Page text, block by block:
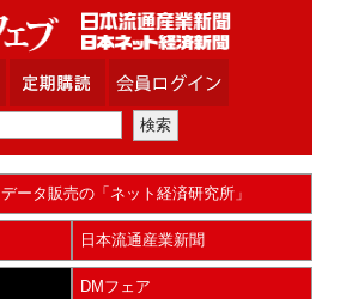
データ販売の「ネット経済研究所」
日本流通産業新聞
DMフェア